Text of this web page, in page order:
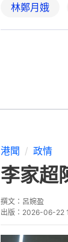
林鄭月娥
港聞 政情
李家超
撰文： 呂婉盈
出版： 2026-06-22